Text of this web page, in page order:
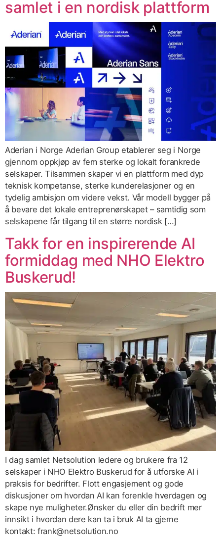
samlet i en nordisk plattform
Aderian i Norge Aderian Group etablerer seg i Norge
gjennom oppkjøp av fem sterke og lokalt forankrede
selskaper. Tilsammen skaper vi en plattform med dyp
teknisk kompetanse, sterke kunderelasjoner og en
tydelig ambisjon om videre vekst. Vår modell bygger på
å bevare det lokale entreprenørskapet – samtidig som
selskapene får tilgang til en større nordisk […]
Takk for en inspirerende AI
formiddag med NHO Elektro
Buskerud!
I dag samlet Netsolution ledere og brukere fra 12
selskaper i NHO Elektro Buskerud for å utforske AI i
praksis for bedrifter. Flott engasjement og gode
diskusjoner om hvordan AI kan forenkle hverdagen og
skape nye muligheter.Ønsker du eller din bedrift mer
innsikt i hvordan dere kan ta i bruk AI ta gjerne
kontakt: frank@netsolution.no